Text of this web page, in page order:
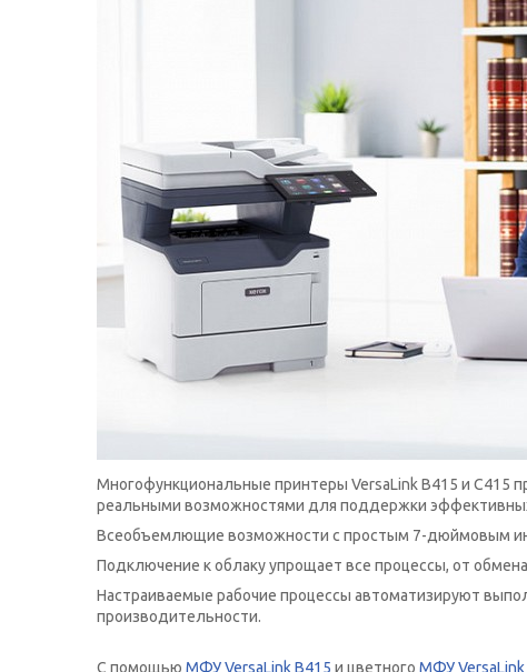
Многофункциональные принтеры VersaLink B415 и C415
реальными возможностями для поддержки
Всеобъемлющие возможности с простым 7-дюймовым
Подключение к облаку упрощает все процессы, от
Настраиваемые рабочие процессы автоматизируют
производительности.
С помощью МФУ VersaLink B415 и цветного МФУ VersaLink